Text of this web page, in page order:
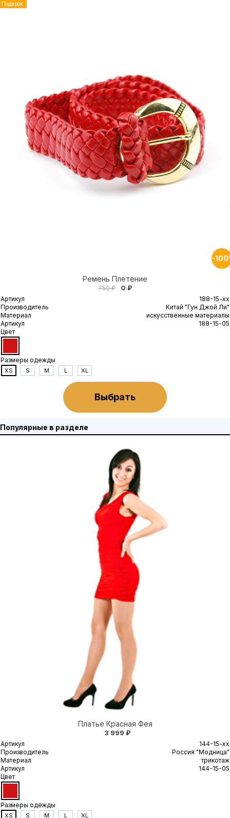
-
Подарок
Ремень Плетение
750 ₽ 0 ₽
Артикул
188-15-xx
Производитель
Китай "Гун Джой Ли"
Материал
искусственные материалы
Артикул
188-15-05
Цвет
Размеры одежды
XS S M L XL
Выбрать
Популярные в разделе
Платье Красная Фея
3 999 ₽
Артикул
144-15-xx
Производитель
Россия "Модница"
Материал
трикотаж
Артикул
144-15-05
Цвет
Размеры одежды
XS S M L XL